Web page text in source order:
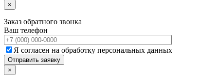
×
Заказ обратного звонка
Ваш телефон
Я согласен на обработку персональных данных
×